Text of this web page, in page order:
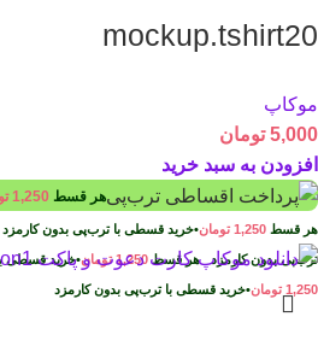
mockup.tshirt20
موکاپ
5,000 تومان
افزودن به سبد خرید
هر قسط 1,250
هر قسط 1,250 تومان•خرید قسطی با ترب‌پی بدون کارمزد
ترب‌پی بدون کارمزدهر قسط1,250 تومان•خرید قسطی
1,250 تومان•خرید قسطی با ترب‌پی بدون کارمزد